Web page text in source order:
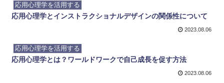
応用心理学を活用する
応用心理学とインストラクショナルデザインの関係性について
2023.08.06
応用心理学を活用する
応用心理学とは？ワールドワークで自己成長を促す方法
2023.08.06